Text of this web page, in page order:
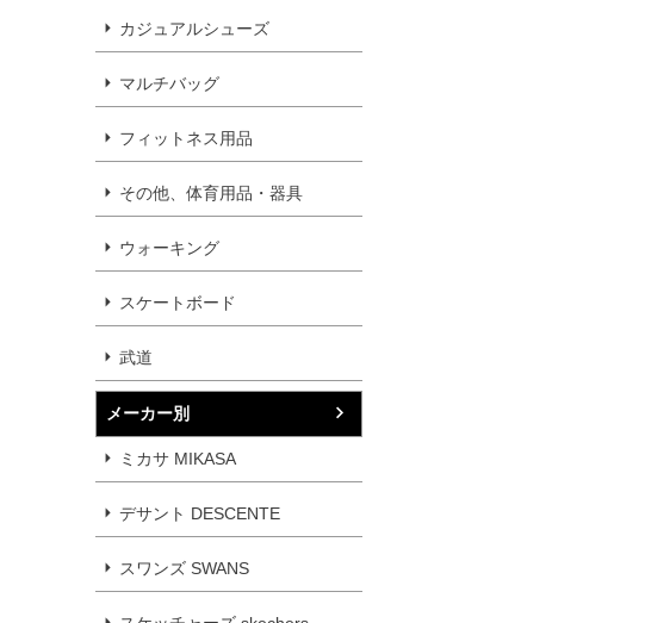
カジュアルシューズ
マルチバッグ
フィットネス用品
その他、体育用品・器具
ウォーキング
スケートボード
武道
メーカー別
ミカサ MIKASA
デサント DESCENTE
スワンズ SWANS